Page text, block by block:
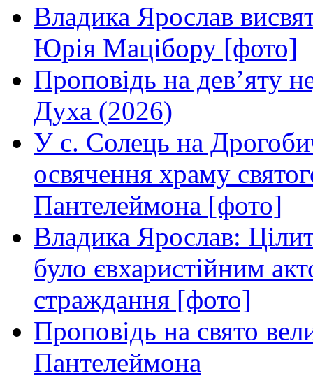
Владика Ярослав
Юрія Мацібору [фото]
Проповідь на дев’яту
Духа (2026)
У с. Солець на
освячення храму
Пантелеймона [фото]
Владика Ярослав:
було євхаристійним
страждання [фото]
Проповідь на свято
Пантелеймона